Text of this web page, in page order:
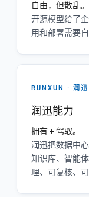
自由，但散乱。
开源模型给了
用和部署需要
RUNXUN · 润迅
润迅能力
拥有 + 驾驭。
润迅把数据中
知识库、智能
理、可复核、